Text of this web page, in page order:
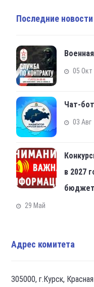
Последние новости
05 Окт
Чат-
03 Авг
в 2027
29 Май
Адрес комитета
305000, г.Курск,